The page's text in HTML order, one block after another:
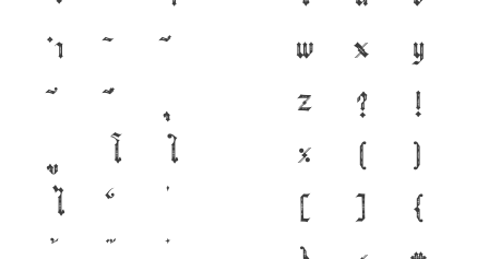
ำ
โ
ใ
ไ
w
x
y
z
?
!
%
(
)
[
]
{